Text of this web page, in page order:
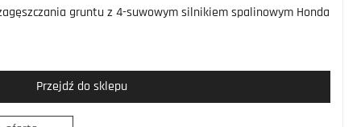
gruntu z 4-suwowym silnikiem spalinowym Honda
Przejdź do sklepu